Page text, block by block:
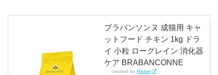
ブラバンソンヌ 成猫用 キャ
ットフード チキン 1kg ドラ
イ 小粒 ローグレイン 消化器
ケア BRABANCONNE
created by Rinker